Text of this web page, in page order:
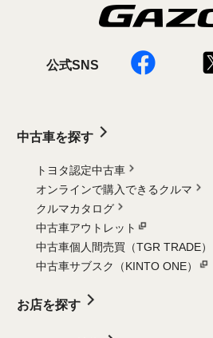
公式SNS
中古車を探す
トヨタ認定中古車
オンラインで購入できるクルマ
クルマカタログ
中古車アウトレット
中古車個人間売買（TGR TRADE）
中古車サブスク（KINTO ONE）
お店を探す